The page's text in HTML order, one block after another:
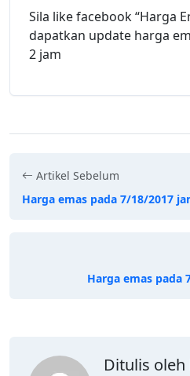
Sila like facebook “Harga
dapatkan update harga
2 jam
Artikel Sebelum
Harga emas pada 7/18/2017
Harga emas pada
Ditulis